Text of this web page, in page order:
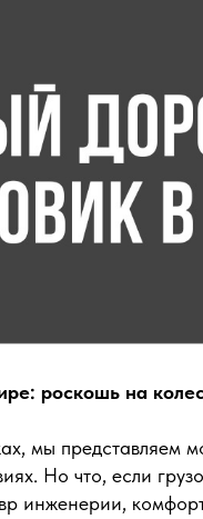
роскошь на
мы
Но что, если
инженерии,